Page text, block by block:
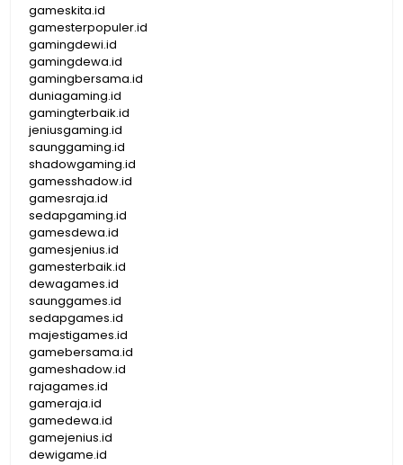
gameskita.id
gamesterpopuler.id
gamingdewi.id
gamingdewa.id
gamingbersama.id
duniagaming.id
gamingterbaik.id
jeniusgaming.id
saunggaming.id
shadowgaming.id
gamesshadow.id
gamesraja.id
sedapgaming.id
gamesdewa.id
gamesjenius.id
gamesterbaik.id
dewagames.id
saunggames.id
sedapgames.id
majestigames.id
gamebersama.id
gameshadow.id
rajagames.id
gameraja.id
gamedewa.id
gamejenius.id
dewigame.id